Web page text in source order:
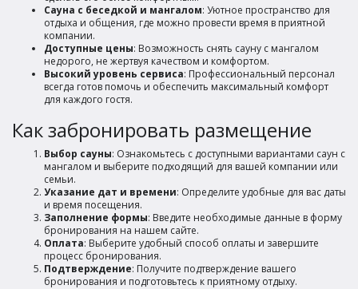
Сауна с беседкой и мангалом: Уютное пространство для
отдыха и общения, где можно провести время в приятной
компании.
Доступные цены: Возможность снять сауну с мангалом
недорого, не жертвуя качеством и комфортом.
Высокий уровень сервиса: Профессиональный персонал
всегда готов помочь и обеспечить максимальный комфорт
для каждого гостя.
Как забронировать размещение
Выбор сауны: Ознакомьтесь с доступными вариантами саун с
мангалом и выберите подходящий для вашей компании или
семьи.
Указание дат и времени: Определите удобные для вас даты
и время посещения.
Заполнение формы: Введите необходимые данные в форму
бронирования на нашем сайте.
Оплата: Выберите удобный способ оплаты и завершите
процесс бронирования.
Подтверждение: Получите подтверждение вашего
бронирования и подготовьтесь к приятному отдыху.